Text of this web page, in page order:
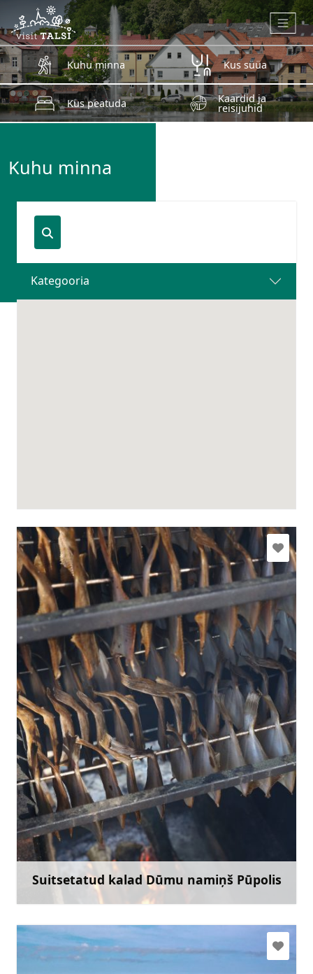
Skip to main content
Kuhu minna Kus süüa
Kus peatuda Kaardid ja
reisijuhid
Kuhu minna
Kategooria
Suitsetatud kalad Dūmu namiņš Pūpolis
edijux@inbox.lv
+371 27650997
Mine
Rohkem teavet